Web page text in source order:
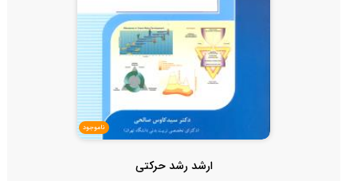
ناموجود
ارشد رشد حرکتی